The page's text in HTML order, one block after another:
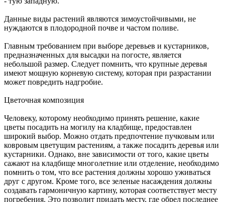
Данные виды растений являются зимоустойчивыми, не
нуждаются в плодородной почве и частом поливе.
Главным требованием при выборе деревьев и кустарников,
предназначенных для высадки на погосте, является
небольшой размер. Следует помнить, что крупные деревья
имеют мощную корневую систему, которая при разрастании
может повредить надгробие.
Цветочная композиция
Человеку, которому необходимо принять решение, какие
цветы посадить на могилу на кладбище, предоставлен
широкий выбор. Можно отдать предпочтение пучковым или
ковровым цветущим растениям, а также посадить деревья или
кустарники. Однако, вне зависимости от того, какие цветы
сажают на кладбище многолетние или отделение, необходимо
помнить о том, что все растения должны хорошо уживаться
друг с другом. Кроме того, все зеленые насаждения должны
создавать гармоничную картину, которая соответствует месту
погребения. Это позволит придать месту, где обрел последнее